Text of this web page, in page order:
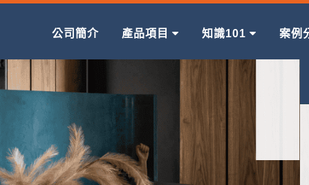
公司簡介 產品項目 知識101 案例